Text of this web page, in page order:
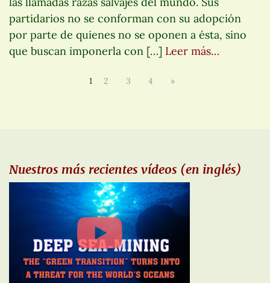
partidarios no se conforman con su adopción
por parte de quienes no se oponen a ésta, sino
que buscan imponerla con […] Leer más…
1 2 3 4 »
Nuestros más recientes vídeos (en inglés)